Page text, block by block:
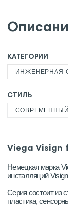
КАТЕГОРИИ
ИНЖЕНЕРНАЯ
СТИЛЬ
СОВРЕМЕННЫЙ
Viega Visign
Немецкая марка
инсталляций
Серия состоит из
пластика,